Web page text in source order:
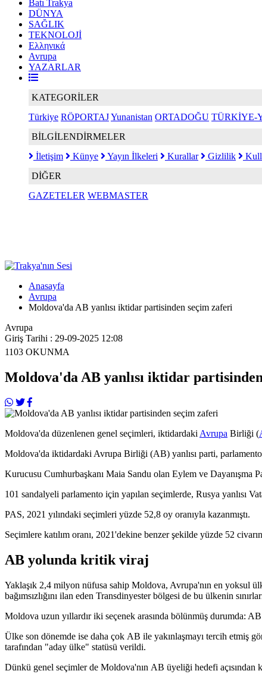
Batı Trakya
DÜNYA
SAĞLIK
TEKNOLOJİ
Ελληνικά
Avrupa
YAZARLAR
KATEGORİLER
Türkiye RÖPORTAJYunanistan ORTADOĞU TÜRKİYE-
BİLGİLENDİRMELER
İletişim
Künye Yayın İlkeleri Kurallar Gizlilik
DİĞER
GAZETELER WEBMASTER
Anasayfa
Avrupa
Moldova'da AB yanlısı iktidar partisinden seçim zaferi
Avrupa
Giriş Tarihi : 29-09-2025 12:08
1103 OKUNMA
Moldova'da AB yanlısı iktidar
Moldova'da düzenlenen genel seçimleri, iktidardaki Avrupa Birliği (
Moldova'da iktidardaki Avrupa Birliği (AB) yanlısı parti, parlamento
Kurucusu Cumhurbaşkanı Maia Sandu olan Eylem ve Dayanışma
101 sandalyeli parlamento için yapılan seçimlerde, Rusya yanlısı
PAS, 2021 yılındaki seçimleri yüzde 52,8 oy oranıyla kazanmıştı.
Seçimlere katılım oranı, 2021'dekine benzer şekilde yüzde 52
AB yolunda kritik viraj
Yaklaşık 2,4 milyon nüfusa sahip Moldova, Avrupa'nın en yoksul
bağımsızlığını ilan eden Transdinyester bölgesi de bu ülkenin
Moldova uzun yıllardır iki seçenek arasında bölünmüş durumda:
Ülke son dönemde ise daha çok AB ile yakınlaşmayı tercih etmiş
tarafından "aday ülke" statüsü verildi.
Dünkü genel seçimler de Moldova'nın AB üyeliği hedefi açısından